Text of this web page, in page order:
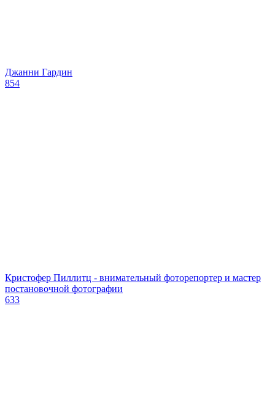
Джанни Гардин
854
Кристофер Пиллитц - внимательный фоторепортер и мастер
постановочной фотографии
633